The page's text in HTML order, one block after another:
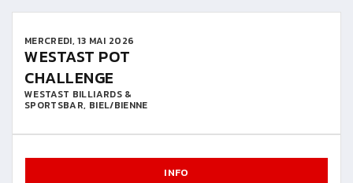
MERCREDI, 13 MAI 2026
WESTAST POT
CHALLENGE
WESTAST BILLIARDS &
SPORTSBAR, BIEL/BIENNE
INFO